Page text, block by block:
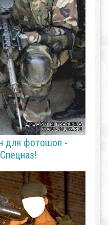
для фотошоп -
Спецназ!